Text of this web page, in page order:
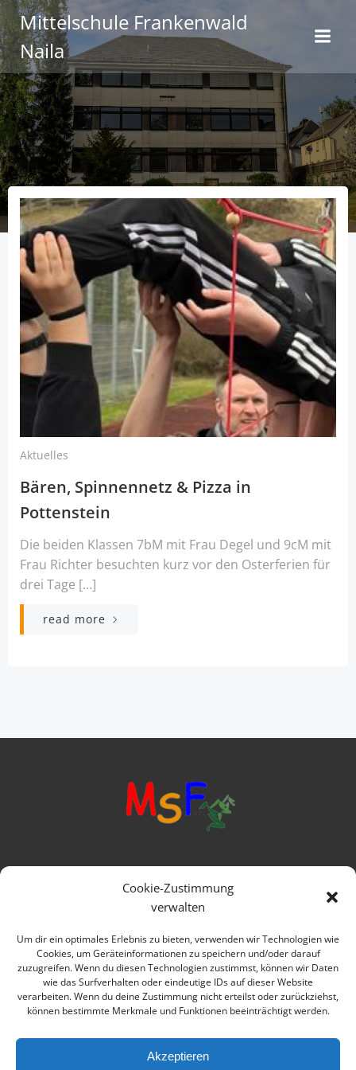
Cookie-Zustimmung
verwalten
Um dir ein optimales Erlebnis zu bieten, verwenden wir Technologien wie
Cookies, um Geräteinformationen zu speichern und/oder darauf
zuzugreifen. Wenn du diesen Technologien zustimmst, können wir Daten
wie das Surfverhalten oder eindeutige IDs auf dieser Website
verarbeiten. Wenn du deine Zustimmung nicht erteilst oder zurückziehst,
können bestimmte Merkmale und Funktionen beeinträchtigt werden.
Akzeptieren
Inhalt
springen
Mittelschule Frankenwald
Naila
Aktuelles
Bären, Spinnennetz & Pizza in
Pottenstein
Die beiden Klassen 7bM mit Frau Degel und 9cM mit
Frau Richter besuchten kurz vor den Osterferien für
drei Tage […]
read more
Ringstraße 1
95119 Naila
Telefon: 09282 979080
E-mail: verwaltung@msfrankenwald.de
Impressum Datenschutz